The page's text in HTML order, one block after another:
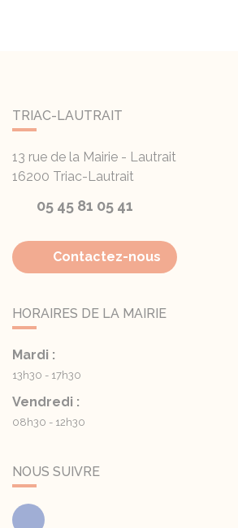
TRIAC-LAUTRAIT
13 rue de la Mairie - Lautrait
16200 Triac-Lautrait
05 45 81 05 41
Contactez-nous
HORAIRES DE LA MAIRIE
Mardi :
13h30 - 17h30
Vendredi :
08h30 - 12h30
NOUS SUIVRE